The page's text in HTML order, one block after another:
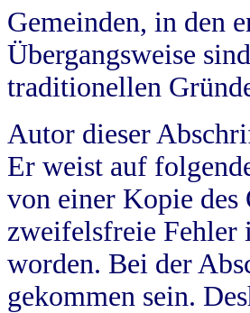
Gemeinden, in den
Übergangsweise
traditionellen
Autor dieser
Er weist auf
von einer Kopie
zweifelsfreie
worden. Bei der
gekommen sein.